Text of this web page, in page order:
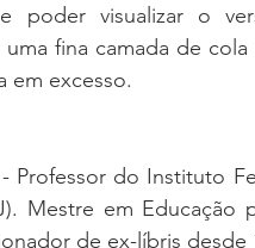
poder visualizar o
uma fina camada de
em excesso.
- Professor do Instituto
Mestre em Educação
de ex-líbris desde